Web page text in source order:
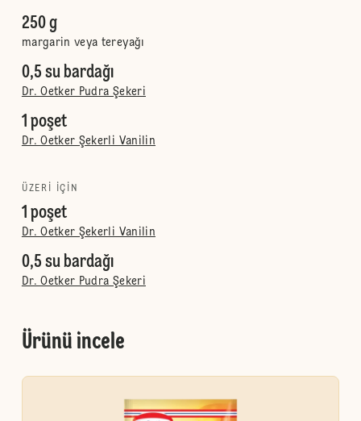
250 g
margarin veya tereyağı
0,5 su bardağı
Dr. Oetker Pudra Şekeri
1 poşet
Dr. Oetker Şekerli Vanilin
ÜZERI IÇIN
1 poşet
Dr. Oetker Şekerli Vanilin
0,5 su bardağı
Dr. Oetker Pudra Şekeri
Ürünü incele